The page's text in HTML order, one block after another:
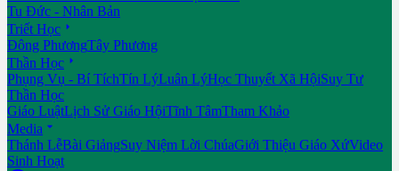
Tu Đức - Nhân Bản
Triết Học 
Đông PhươngTây Phương
Thần Học 
Phụng Vụ - Bí TíchTín LýLuân LýHọc Thuyết Xã HộiSuy Tư
Thần Học
Giáo LuậtLịch Sử Giáo HộiTĩnh TâmTham Khảo
Media 
Thánh LễBài GiảngSuy Niệm Lời ChúaGiới Thiệu Giáo XứVideo
Sinh Hoạt